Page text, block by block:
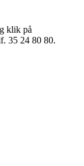
klik på
35 24 80 80.